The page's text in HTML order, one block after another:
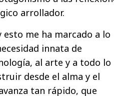
arrollador.
esto me ha marcado a lo
innata de
al arte y a todo lo
desde el alma y el
tan rápido, que